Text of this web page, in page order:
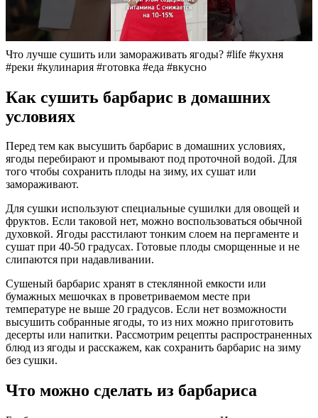
Что лучше сушить или замораживать ягоды? #life #кухня
#реки #кулинария #готовка #еда #вкусно
Как сушить барбарис в домашних
условиях
Перед тем как высушить барбарис в домашних условиях,
ягоды перебирают и промывают под проточной водой. Для
того чтобы сохранить плоды на зиму, их сушат или
замораживают.
Для сушки используют специальные сушилки для овощей и
фруктов. Если таковой нет, можно воспользоваться обычной
духовкой. Ягоды расстилают тонким слоем на пергаменте и
сушат при 40-50 градусах. Готовые плоды сморщенные и не
слипаются при надавливании.
Сушеный барбарис хранят в стеклянной емкости или
бумажных мешочках в проветриваемом месте при
температуре не выше 20 градусов. Если нет возможности
высушить собранные ягоды, то из них можно приготовить
десерты или напитки. Рассмотрим рецепты распространенных
блюд из ягоды и расскажем, как сохранить барбарис на зиму
без сушки.
Что можно сделать из барбариса